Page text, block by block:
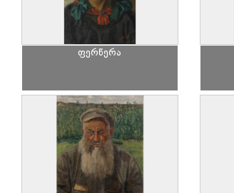
ფერწერა